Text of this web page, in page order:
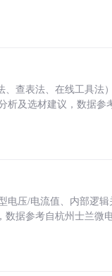
查表法、在线工具法
析及选材建议，数据参
电压/电流值、内部逻
据参考自杭州士兰微